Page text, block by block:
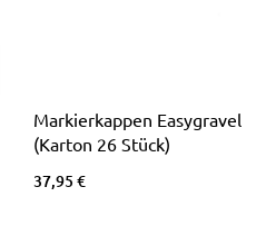
Markierkappen Easygravel
(Karton 26 Stück)
37,95 €